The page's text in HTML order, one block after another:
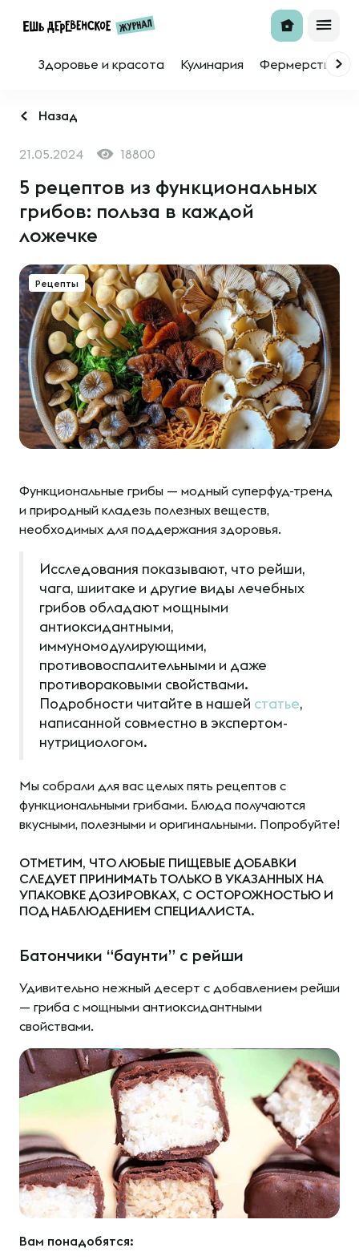
Здоровье и красота Кулинария Фермерство
Назад
21.05.2024 18800
5 рецептов из функциональных
грибов: польза в каждой
ложечке
Рецепты
Функциональные грибы — модный суперфуд-тренд
и природный кладезь полезных веществ,
необходимых для поддержания здоровья.
Исследования показывают, что рейши,
чага, шиитаке и другие виды лечебных
грибов обладают мощными
антиоксидантными,
иммуномодулирующими,
противовоспалительными и даже
противораковыми свойствами.
Подробности читайте в нашей статье,
написанной совместно в экспертом-
нутрициологом.
Мы собрали для вас целых пять рецептов с
функциональными грибами. Блюда получаются
вкусными, полезными и оригинальными. Попробуйте!
ОТМЕТИМ, ЧТО ЛЮБЫЕ ПИЩЕВЫЕ ДОБАВКИ
СЛЕДУЕТ ПРИНИМАТЬ ТОЛЬКО В УКАЗАННЫХ НА
УПАКОВКЕ ДОЗИРОВКАХ, С ОСТОРОЖНОСТЬЮ И
ПОД НАБЛЮДЕНИЕМ СПЕЦИАЛИСТА.
Батончики “баунти” с рейши
Удивительно нежный десерт с добавлением рейши
— гриба с мощными антиоксидантными
свойствами.
Вам понадобятся: